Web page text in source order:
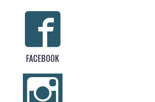
FACEBOOK